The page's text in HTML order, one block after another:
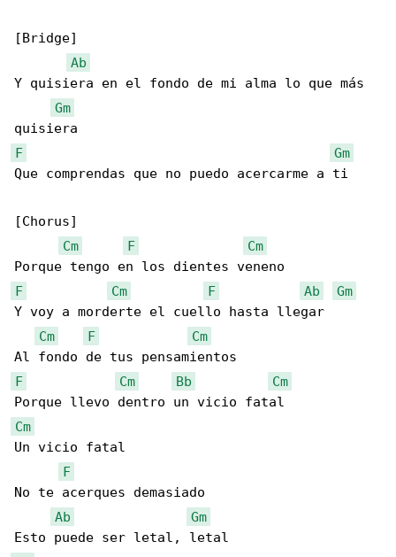
[Bridge]
Ab
Y quisiera en el fondo de mi alma lo que más
Gm
F
Gm
Que comprendas que no puedo acercarme a ti
[Chorus]
Cm
F
Cm
F
Cm F Ab
Gm
Y voy a morderte el cuello hasta llegar
Cm
F
Cm
F
Cm Bb
Cm
Cm
Un vicio fatal
F
No te acerques demasiado
Ab
Gm